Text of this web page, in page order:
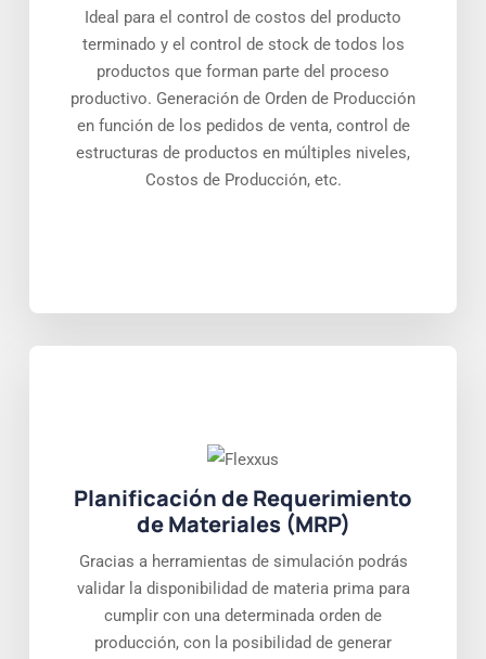
Ideal para el control de costos del producto
terminado y el control de stock de todos los
productos que forman parte del proceso
productivo. Generación de Orden de Producción
en función de los pedidos de venta, control de
estructuras de productos en múltiples niveles,
Costos de Producción, etc.
Planificación de Requerimiento
de Materiales (MRP)
Gracias a herramientas de simulación podrás
validar la disponibilidad de materia prima para
cumplir con una determinada orden de
producción, con la posibilidad de generar